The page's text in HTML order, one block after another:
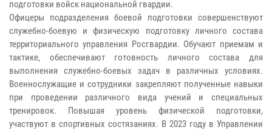
подготовки войск национальной гвардии.
Офицеры подразделения боевой подготовки совершенствуют
служебно-боевую и физическую подготовку личного состава
территориального управления Росгвардии. Обучают приемам и
тактике, обеспечивают готовность личного состава для
выполнения служебно-боевых задач в различных условиях.
Военнослужащие и сотрудники закрепляют полученные навыки
при проведении различного вида учений и специальных
тренировок. Повышая уровень физической подготовки,
участвуют в спортивных состязаниях. В 2023 году в Управлении